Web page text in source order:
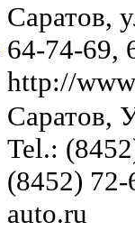
Саратов,
64-74-69,
http://
Саратов,
Tel.:
(8452)
auto.ru